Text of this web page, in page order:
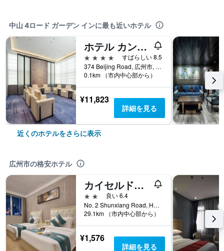
中山 4ロード ガーデン インに最も近いホテル
ホテル カントン
4つ星
すばらしい 8.5
374 Beijing Road, 広州市, 中国
0.1km （市内中心部から）
¥11,823
詳細を見る
近くのホテルをさらに表示
広州市の格安ホテル
カイセルドン ホテル エアポート ブランチ
2つ星
良い 6.4
No. 2 Shunxiang Road, Huadu District, 広州市, 中国
29.1km （市内中心部から）
¥1,576
詳細を見る